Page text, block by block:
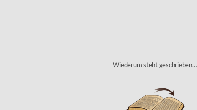
Wiederum steht geschrieben…